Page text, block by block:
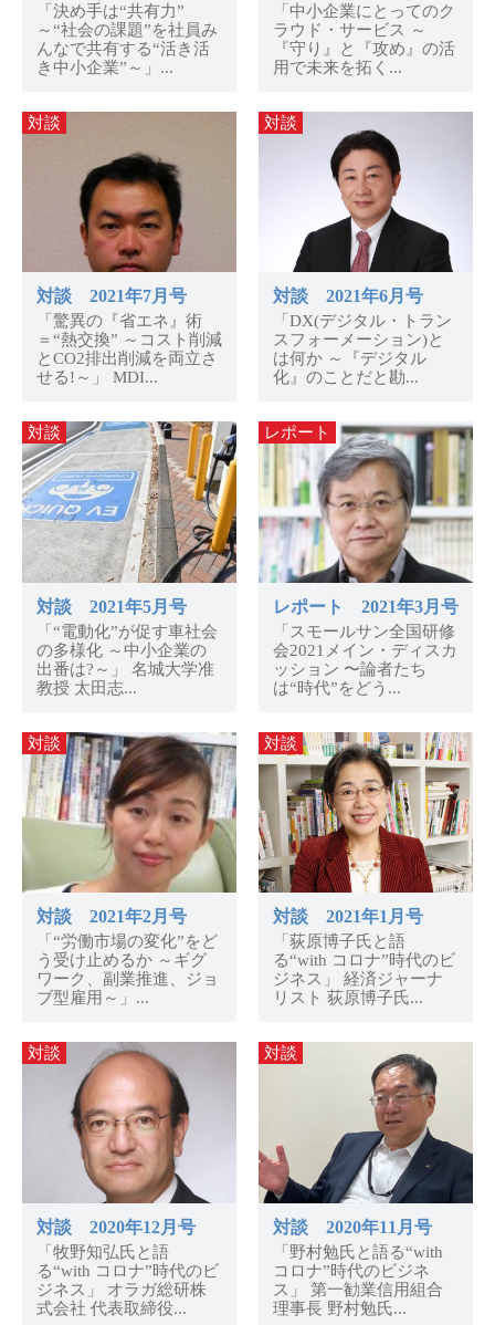
「決め手は“共有力”
～“社会の課題”を社員み
んなで共有する“活き活
き中小企業”～」...
「中小企業にとってのク
ラウド・サービス ～
『守り』と『攻め』の活
用で未来を拓く...
対談
対談 2021年7月号
「驚異の『省エネ』術
＝“熱交換” ～コスト削減
とCO2排出削減を両立さ
せる!～」 MDI...
対談
対談 2021年6月号
「DX(デジタル・トラン
スフォーメーション)と
は何か ～『デジタル
化』のことだと勘...
対談
対談 2021年5月号
「“電動化”が促す車社会
の多様化 ～中小企業の
出番は?～」 名城大学准
教授 太田志...
レポート
レポート 2021年3月号
「スモールサン全国研修
会2021メイン・ディスカ
ッション 〜論者たち
は“時代”をどう...
対談
対談 2021年2月号
「“労働市場の変化”をど
う受け止めるか ～ギグ
ワーク、副業推進、ジョ
ブ型雇用～」...
対談
対談 2021年1月号
「荻原博子氏と語
る“with コロナ”時代のビ
ジネス」 経済ジャーナ
リスト 荻原博子氏...
対談
対談 2020年12月号
「牧野知弘氏と語
る“with コロナ”時代のビ
ジネス」 オラガ総研株
式会社 代表取締役...
対談
対談 2020年11月号
「野村勉氏と語る“with
コロナ”時代のビジネ
ス」 第一勧業信用組合
理事長 野村勉氏...